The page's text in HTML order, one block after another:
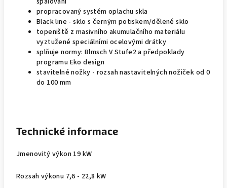
propracovaný systém oplachu skla
Black line - sklo s černým potiskem/dělené sklo
topeniště z masivního akumulačního materiálu
vyztužené speciálními ocelovými drátky
splňuje normy: Blmsch V Stufe2 a předpoklady
programu Eko design
stavitelné nožky - rozsah nastavitelných nožiček od 0
do 100 mm
Technické informace
Jmenovitý výkon 19 kW
Rozsah výkonu 7,6 - 22,8 kW